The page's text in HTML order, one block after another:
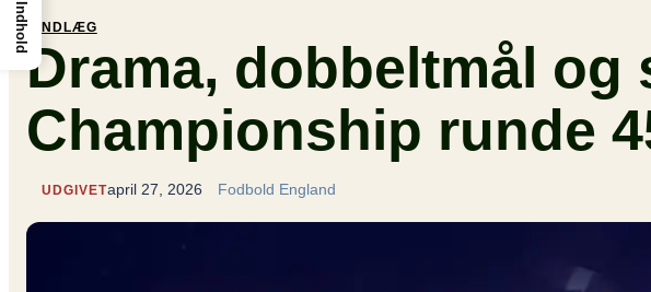
INDLÆG
Drama, dobbeltmål og
Championship runde
UDGIVETapril 27, 2026 Fodbold England
Indhold